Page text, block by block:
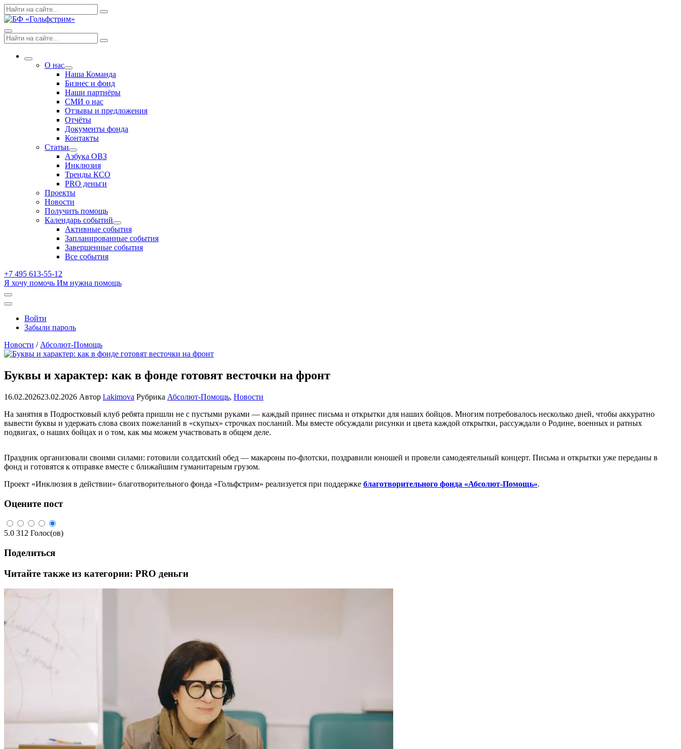
Skip
to
Поиск
по:
Search
Menu
Поиск
по:
Search
More О нас
Expand
dropdown
Наша Команда
Бизнес и фонд
Наши партнёры
СМИ о нас
Отзывы и предложения
Отчёты
Документы фонда
Контакты
Статьи
Expand
dropdown
Азбука ОВЗ
Инклюзия
Тренды КСО
PRO деньги
Проекты
Новости
Получить помощь
Календарь событий
Expand
dropdown
Активные события
Запланированные события
Завершенные события
Все события
+7 495 613-55-12
Я хочу помочь Им нужна помощь
Открыть
поиск
Профиль
Войти
Забыли пароль
Новости / Абсолют-Помощь
Буквы и характер: как в фонде готовят весточки на фронт
16.02.202623.02.2026 Автор l.akimova Рубрика Абсолют-Помощь, Новости
На занятия в Подростковый клуб ребята пришли не с пустыми руками — каждый принес письма и открытки для наших бойцов. Многим потребовалось несколько дней, чтобы аккуратно
вывести буквы и удержать слова своих пожеланий в «скупых» строчках посланий. Мы вместе обсуждали рисунки и цвета каждой открытки, рассуждали о Родине, военных и ратных
подвигах, о наших бойцах и о том, как мы можем участвовать в общем деле.
Праздник организовали своими силами: готовили солдатский обед — макароны по-флотски, поздравили юношей и провели самодеятельный концерт. Письма и открытки уже переданы в
фонд и готовятся к отправке вместе с ближайшим гуманитарным грузом.
Проект «Инклюзия в действии» благотворительного фонда «Гольфстрим» реализуется при поддержке благотворительного фонда «Абсолют-Помощь».
Оцените пост
5.0 312 Голос(ов)
Поделиться
Читайте также из категории: PRO деньги